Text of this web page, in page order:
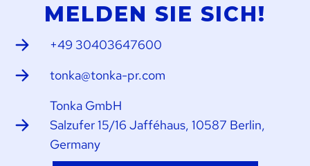
MELDEN SIE SICH!
+49 30403647600
tonka@tonka-pr.com
Tonka GmbH
Salzufer 15/16 Jafféhaus, 10587 Berlin,
Germany